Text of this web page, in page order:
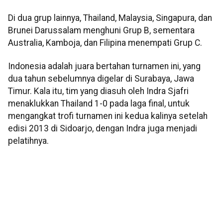
Di dua grup lainnya, Thailand, Malaysia, Singapura, dan
Brunei Darussalam menghuni Grup B, sementara
Australia, Kamboja, dan Filipina menempati Grup C.
Indonesia adalah juara bertahan turnamen ini, yang
dua tahun sebelumnya digelar di Surabaya, Jawa
Timur. Kala itu, tim yang diasuh oleh Indra Sjafri
menaklukkan Thailand 1-0 pada laga final, untuk
mengangkat trofi turnamen ini kedua kalinya setelah
edisi 2013 di Sidoarjo, dengan Indra juga menjadi
pelatihnya.